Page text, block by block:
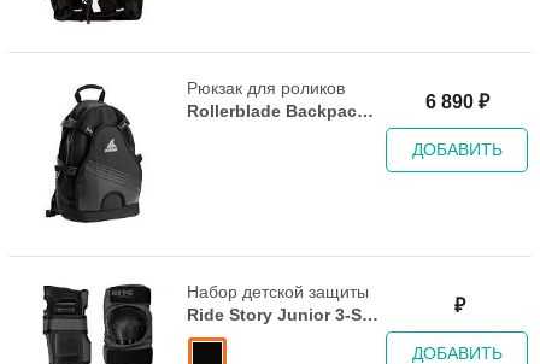
Рюкзак для роликов
Rollerblade Backpack
6 890₽
ДОБАВИТЬ
Набор детской защиты
Ride Story Junior 3-Set
Black/Grey
₽
ДОБАВИТЬ